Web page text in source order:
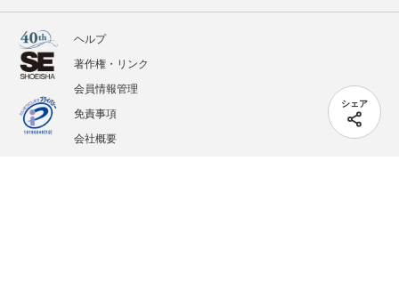
シェア
ヘルプ
著作権・リンク
会員情報管理
免責事項
会社概要